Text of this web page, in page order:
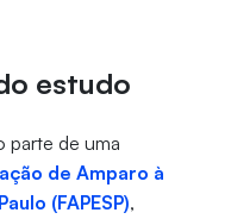
estudo
de uma
de Amparo à
(FAPESP),